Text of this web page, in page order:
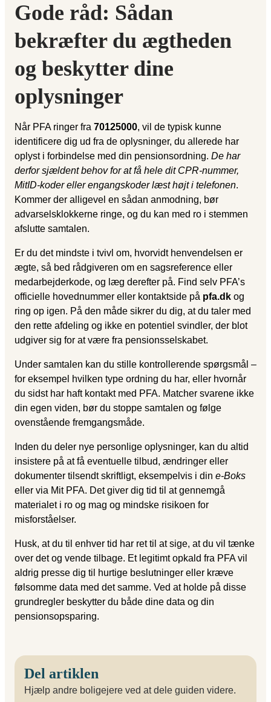
Gode råd: Sådan
bekræfter du ægtheden
og beskytter dine
oplysninger
Når PFA ringer fra 70125000, vil de typisk kunne
identificere dig ud fra de oplysninger, du allerede har
oplyst i forbindelse med din pensionsordning. De har
derfor sjældent behov for at få hele dit CPR-nummer,
MitID-koder eller engangskoder læst højt i telefonen.
Kommer der alligevel en sådan anmodning, bør
advarselsklokkerne ringe, og du kan med ro i stemmen
afslutte samtalen.
Er du det mindste i tvivl om, hvorvidt henvendelsen er
ægte, så bed rådgiveren om en sagsreference eller
medarbejderkode, og læg derefter på. Find selv PFA’s
officielle hovednummer eller kontaktside på pfa.dk og
ring op igen. På den måde sikrer du dig, at du taler med
den rette afdeling og ikke en potentiel svindler, der blot
udgiver sig for at være fra pensionsselskabet.
Under samtalen kan du stille kontrollerende spørgsmål –
for eksempel hvilken type ordning du har, eller hvornår
du sidst har haft kontakt med PFA. Matcher svarene ikke
din egen viden, bør du stoppe samtalen og følge
ovenstående fremgangsmåde.
Inden du deler nye personlige oplysninger, kan du altid
insistere på at få eventuelle tilbud, ændringer eller
dokumenter tilsendt skriftligt, eksempelvis i din e-Boks
eller via Mit PFA. Det giver dig tid til at gennemgå
materialet i ro og mag og mindske risikoen for
misforståelser.
Husk, at du til enhver tid har ret til at sige, at du vil tænke
over det og vende tilbage. Et legitimt opkald fra PFA vil
aldrig presse dig til hurtige beslutninger eller kræve
følsomme data med det samme. Ved at holde på disse
grundregler beskytter du både dine data og din
pensionsopsparing.
Del artiklen
Hjælp andre boligejere ved at dele guiden videre.